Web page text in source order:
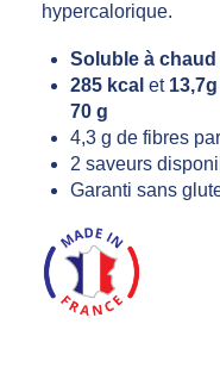
hypercalorique.
Soluble à chaud
285 kcal et13,7g
70 g
4,3 g de fibres
2 saveurs
Garanti sans